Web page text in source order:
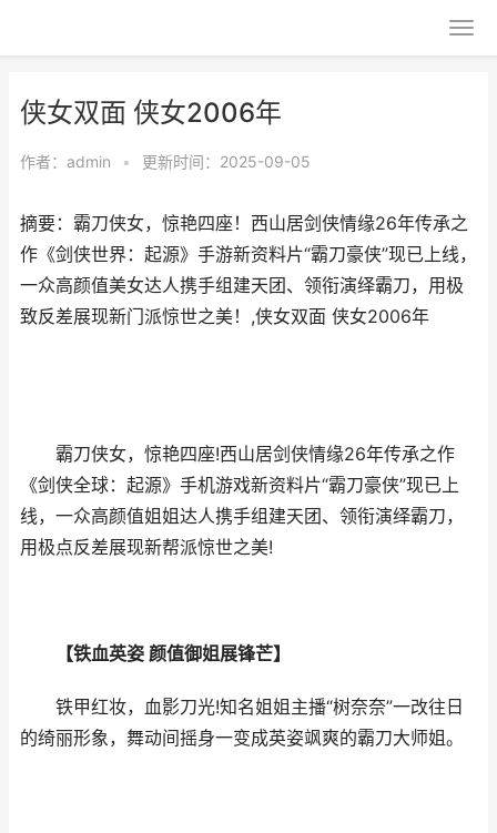
侠女双面 侠女2006年
作者： admin • 更新时间：2025-09-05
摘要：霸刀侠女，惊艳四座！西山居剑侠情缘26年传承之
作《剑侠世界：起源》手游新资料片“霸刀豪侠”现已上线，
一众高颜值美女达人携手组建天团、领衔演绎霸刀，用极
致反差展现新门派惊世之美！,侠女双面 侠女2006年
霸刀侠女，惊艳四座!西山居剑侠情缘26年传承之作
《剑侠全球：起源》手机游戏新资料片“霸刀豪侠”现已上
线，一众高颜值姐姐达人携手组建天团、领衔演绎霸刀，
用极点反差展现新帮派惊世之美!
【铁血英姿 颜值御姐展锋芒】
铁甲红妆，血影刀光!知名姐姐主播“树奈奈”一改往日
的绮丽形象，舞动间摇身一变成英姿飒爽的霸刀大师姐。